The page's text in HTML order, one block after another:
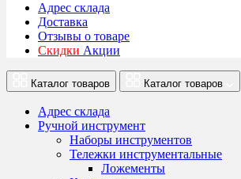
Адрес склада
Доставка
Отзывы о товаре
Скидки Акции
Каталог товаров Каталог товаров
Адрес склада
Ручной инструмент
Наборы инструментов
Тележки инструментальные
Ложементы